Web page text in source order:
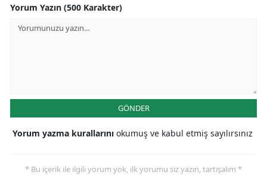
Yorum Yazın (500 Karakter)
GÖNDER
Yorum yazma kurallarını okumuş ve kabul etmiş sayılırsınız
* Bu içerik ile ilgili yorum yok, ilk yorumu siz yazın, tartışalım *